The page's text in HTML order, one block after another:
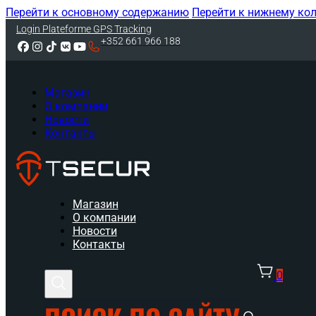
Перейти к основному содержанию Перейти к нижнему
Login Plateforme GPS Tracking
+352 661 966 188
Магазин
О компании
Новости
Контакты
Магазин
О компании
Новости
Контакты
0